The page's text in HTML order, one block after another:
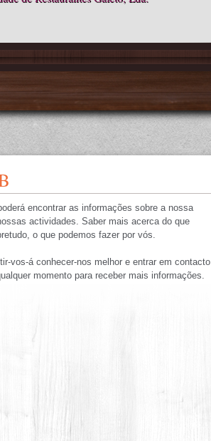
encontrar as informações sobre a nossa
actividades. Saber mais acerca do que
o que podemos fazer por vós.
vos-á conhecer-nos melhor e entrar em contacto
momento para receber mais informações.